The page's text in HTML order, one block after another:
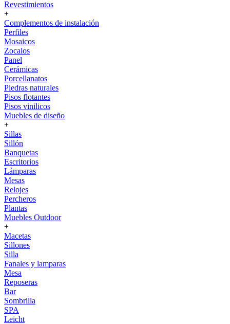
Revestimientos
+
Complementos de instalación
Perfiles
Mosaicos
Zocalos
Panel
Cerámicas
Porcellanatos
Piedras naturales
Pisos flotantes
Pisos vinilicos
Muebles de diseño
+
Sillas
Sillón
Banquetas
Escritorios
Lámparas
Mesas
Relojes
Percheros
Plantas
Muebles Outdoor
+
Macetas
Sillones
Silla
Fanales y lamparas
Mesa
Reposeras
Bar
Sombrilla
SPA
Leicht